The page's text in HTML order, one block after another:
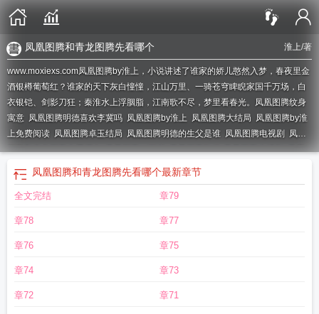
淮上/著
凤凰图腾和青龙图腾先看哪个
www.moxiexs.com凤凰图腾by淮上，小说讲述了谁家的娇儿憨然入梦，春夜里金
酒银樽葡萄红？谁家的天下灰白憧憧，江山万里、一骑苍穹睥睨家国千万场，白
衣银铠、剑影刀狂；秦淮水上浮胭脂，江南歌不尽，梦里看春光。 凤凰图腾纹身
寓意 凤凰图腾明德喜欢李冀吗 凤凰图腾by淮上 凤凰图腾大结局 凤凰图腾by淮
上免费阅读 凤凰图腾卓玉结局 凤凰图腾明德的生父是谁 凤凰图腾电视剧 凤凰
图腾和青龙图腾先看哪个凤凰图腾txt百度凤凰图腾TXT凤凰图腾广播剧凤凰
凤凰图腾是he吗 凤凰图腾讲的什么故事
征 凤凰照片100张图片
凰图腾凤凰图腾讲了什么 凤凰图腾是he还是be
片
凤凰图腾百度百科
大图
凤凰图腾和青龙图腾先看哪个最新章节
全文完结 章79
章78 章77
章76 章75
章74 章73
章72 章71